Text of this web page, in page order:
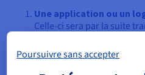
Une application ou un
Celle-ci sera par la suite
Après avoir validé cette
serveur web (ou au
Poursuivre sans accepter